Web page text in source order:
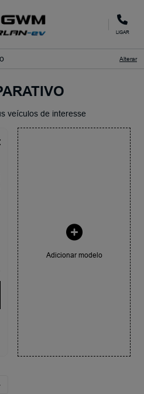
LIGAR
Alterar
veículos de interesse
Adicionar modelo